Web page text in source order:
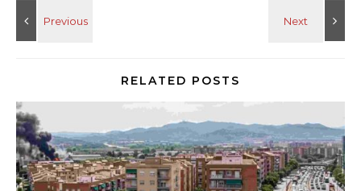
RELATED POSTS